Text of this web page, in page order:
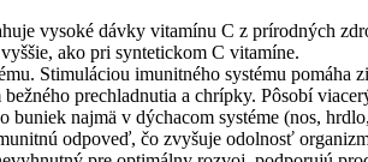
vysoké dávky vitamínu C z prírodných
ako pri syntetickom C vitamíne.
Stimuláciou imunitného systému
prechladnutia a chrípky. Pôsobí
najmä v dýchacom systéme (nos,
odpoveď, čo zvyšuje odolnosť